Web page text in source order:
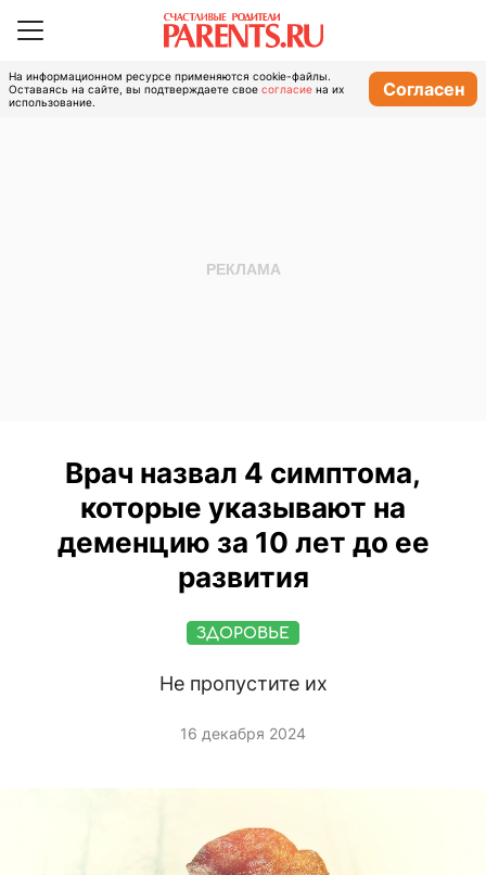
На информационном ресурсе применяются cookie-файлы.
Оставаясь на сайте, вы подтверждаете свое согласие на их
использование.
Согласен
Врач назвал 4 симптома,
которые указывают на
деменцию за 10 лет до ее
развития
ЗДОРОВЬЕ
Не пропустите их
16 декабря 2024